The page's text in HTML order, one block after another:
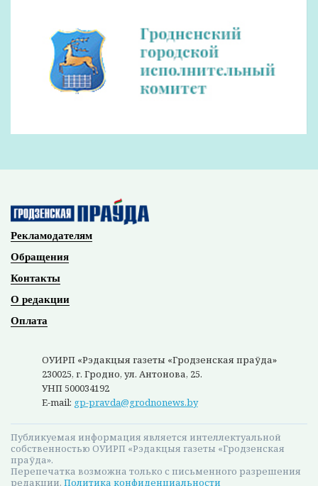
промилле алкоголя, вообще ничего не
нашли" был размещен 13 ноября 2020 года от
ее имени на интернет-портале tut.by.
Как отмечали ранее в Генпрокуратуре,
атмосферу недоверия к компетентным
службам. Это негативно повлияло на
состояние правопорядка и повлекло за собой
тяжкие последствия - привело к повышению
напряженности в обществе, побудило
граждан к проведению незаконных
массовых мероприятий, иным
Гродно и области в нашемTelegram-
канале. Подписывайтесь по ссылке!
#новости беларуси #суд
Фото:pixabay.com